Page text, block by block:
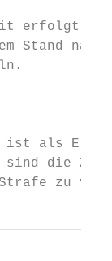
erfolgt
Stand
als
die
zu